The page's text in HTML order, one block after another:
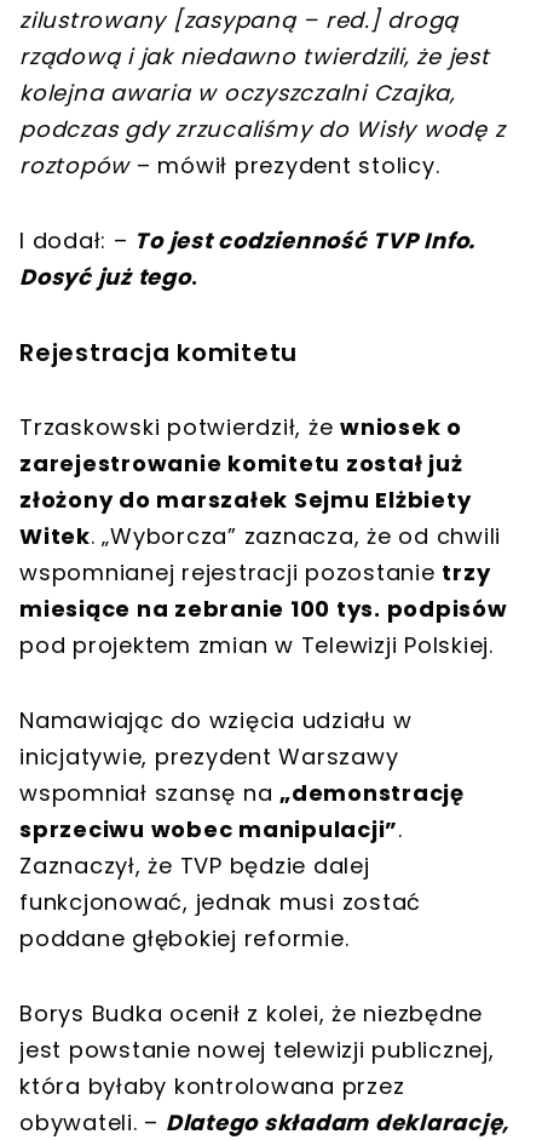
zilustrowany [zasypaną – red.]drogą
rządową i jak niedawno twierdzili, że jest
kolejna awaria w oczyszczalni Czajka,
podczas gdy zrzucaliśmy do Wisły wodę z
roztopów– mówił prezydent stolicy.
I dodał: – To jest codzienność TVP Info.
Dosyć już tego.
Rejestracja komitetu
Trzaskowski potwierdził, że wniosek o
zarejestrowanie komitetu został już
złożony do marszałek Sejmu Elżbiety
Witek. „Wyborcza” zaznacza, że od chwili
wspomnianej rejestracji pozostanie trzy
miesiące na zebranie 100 tys. podpisów
pod projektem zmian w Telewizji Polskiej.
Namawiając do wzięcia udziału w
inicjatywie, prezydent Warszawy
wspomniał szansę na „demonstrację
sprzeciwu wobec manipulacji”.
Zaznaczył, że TVP będzie dalej
funkcjonować, jednak musi zostać
poddane głębokiej reformie.
Borys Budka ocenił z kolei, że niezbędne
jest powstanie nowej telewizji publicznej,
która byłaby kontrolowana przez
obywateli. – Dlatego składam deklarację,